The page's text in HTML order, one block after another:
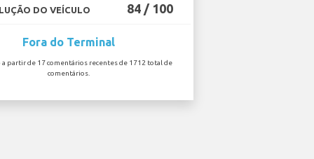
DO VEÍCULO 84 / 100
Fora do Terminal
a partir de 17 comentários recentes de 1712 total de
comentários.